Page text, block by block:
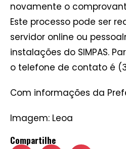
novamente o
Este processo pode ser
servidor online ou
instalações do SIMPAS.
o telefone de contato é
Com informações da
Imagem: Leoa
Compartilhe